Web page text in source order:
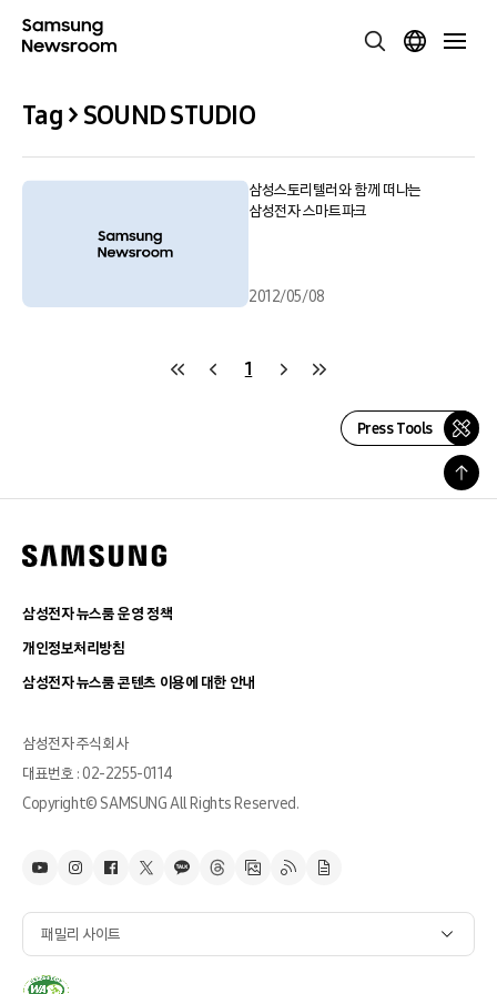
Tag > SOUND STUDIO
삼성스토리텔러와 함께 떠나는
삼성전자 스마트파크
2012/05/08
1
Press Tools
삼성전자 뉴스룸 운영 정책
개인정보처리방침
삼성전자 뉴스룸 콘텐츠 이용에 대한 안내
삼성전자 주식회사
대표번호 : 02-2255-0114
Copyright© SAMSUNG All Rights Reserved.
패밀리 사이트